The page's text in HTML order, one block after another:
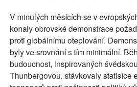
V minulých měsících se v
konaly obrovské demonstrace
proti globálnímu oteplování.
byly ve srovnání s tím minimální.
budoucnost, inspirovaných
Thunbergovou, stávkovaly statisíce